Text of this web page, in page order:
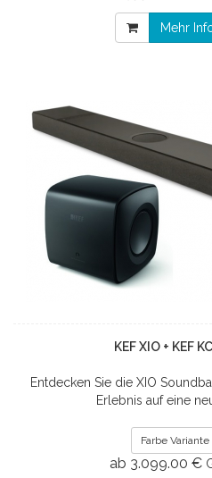
Mehr
KEF XIO + KEF
Entdecken Sie die XIO
Erlebnis auf eine
Farbe
ab 3.099.00 €